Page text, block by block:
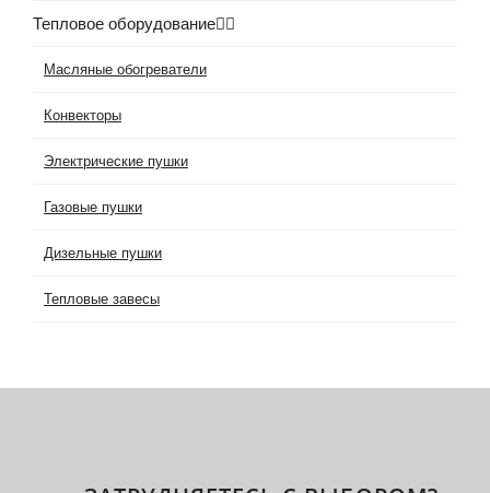
Тепловое оборудование
Масляные обогреватели
Конвекторы
Электрические пушки
Газовые пушки
Дизельные пушки
Тепловые завесы